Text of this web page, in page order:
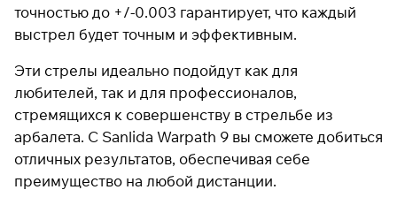
точностью до +/-0.003 гарантирует, что каждый
выстрел будет точным и эффективным.
Эти стрелы идеально подойдут как для
любителей, так и для профессионалов,
стремящихся к совершенству в стрельбе из
арбалета. С Sanlida Warpath 9 вы сможете добиться
отличных результатов, обеспечивая себе
преимущество на любой дистанции.